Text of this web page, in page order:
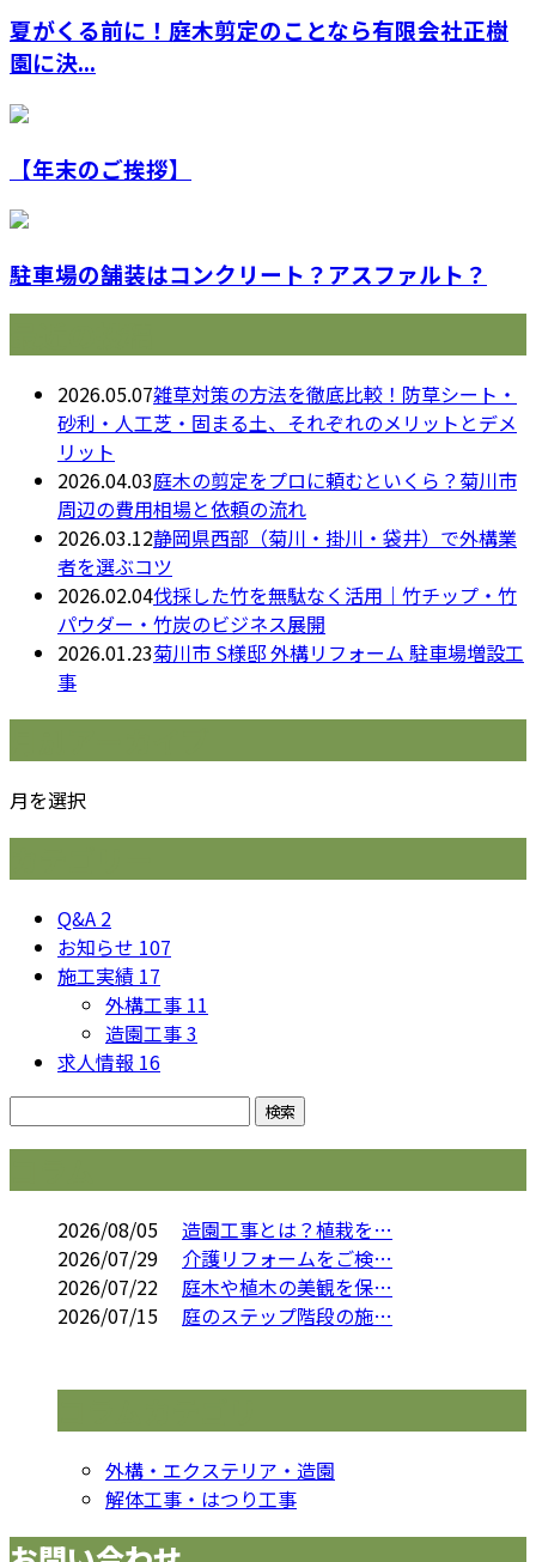
夏がくる前に！庭木剪定のことなら有限会社正樹
園に決...
【年末のご挨拶】
駐車場の舗装はコンクリート？アスファルト？
2026.05.07雑草対策の方法を徹底比較！防草シート・
砂利・人工芝・固まる土、それぞれのメリットとデメ
リット
2026.04.03庭木の剪定をプロに頼むといくら？菊川市
周辺の費用相場と依頼の流れ
2026.03.12静岡県西部（菊川・掛川・袋井）で外構業
者を選ぶコツ
2026.02.04伐採した竹を無駄なく活用｜竹チップ・竹
パウダー・竹炭のビジネス展開
2026.01.23菊川市 S様邸 外構リフォーム 駐車場増設工
事
月を選択
Q&A 2
お知らせ 107
施工実績 17
外構工事 11
造園工事3
求人情報 16
2026/08/05
造園工事とは？植栽を…
2026/07/29
介護リフォームをご検…
2026/07/22
庭木や植木の美観を保…
2026/07/15
庭のステップ階段の施…
外構・エクステリア・造園
解体工事・はつり工事